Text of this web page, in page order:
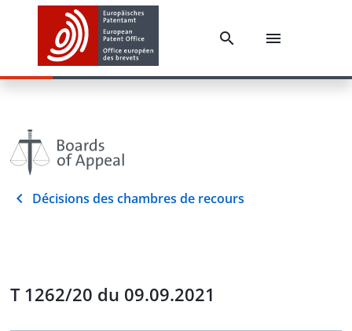
Décisions des chambres de recours
T 1262/20 du 09.09.2021